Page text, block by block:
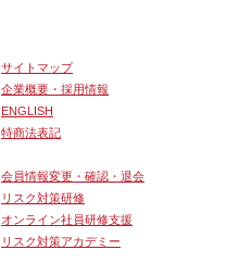
サイトマップ
企業概要・採用情報
ENGLISH
特商法表記
会員情報変更・確認・退会
リスク対策研修
オンライン社員研修支援
リスク対策アカデミー